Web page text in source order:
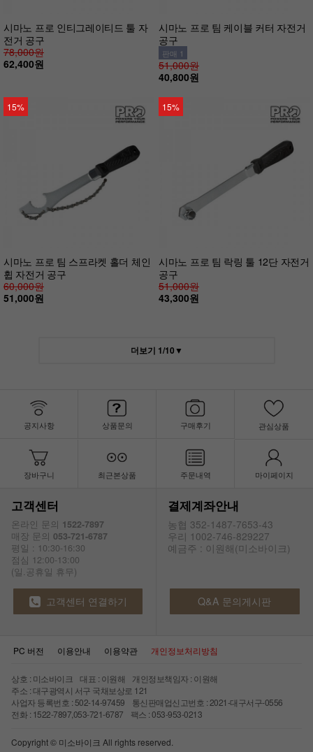
시마노 프로 인티그레이티드 툴 자
전거 공구
78,000원
62,400원
시마노 프로 팀 케이블 커터 자전거
공구
판매 1
51,000원
40,800원
15%
시마노 프로 팀 스프라켓 홀더 체인
휩 자전거 공구
60,000원
51,000원
15%
시마노 프로 팀 락링 툴 12단 자전거
공구
51,000원
43,300원
더보기 1/10▼
공지사항 상품문의 구매후기 관심상품
장바구니 최근본상품 주문내역 마이페이지
고객센터
온라인 문의 1522-7897
매장 문의 053-721-6787
평일 : 10:30-16:30
점심 12:00-13:00
(일.공휴일 휴무)
결제계좌안내
농협 352-1487-7653-43
우리 1002-746-829227
예금주 : 이원해(미소바이크)
고객센터 연결하기 Q&A 문의게시판
PC 버전 이용안내 이용약관 개인정보처리방침
상호 : 미소바이크 대표 : 이원해 개인정보책임자 : 이원해
주소 : 대구광역시 서구 국채보상로 121
사업자 등록번호 : 502-14-97459 통신판매업신고번호 : 2021-대구서구-0556
전화 : 1522-7897,053-721-6787 팩스 : 053-953-0213
Copyright © 미소바이크 All rights reserved.